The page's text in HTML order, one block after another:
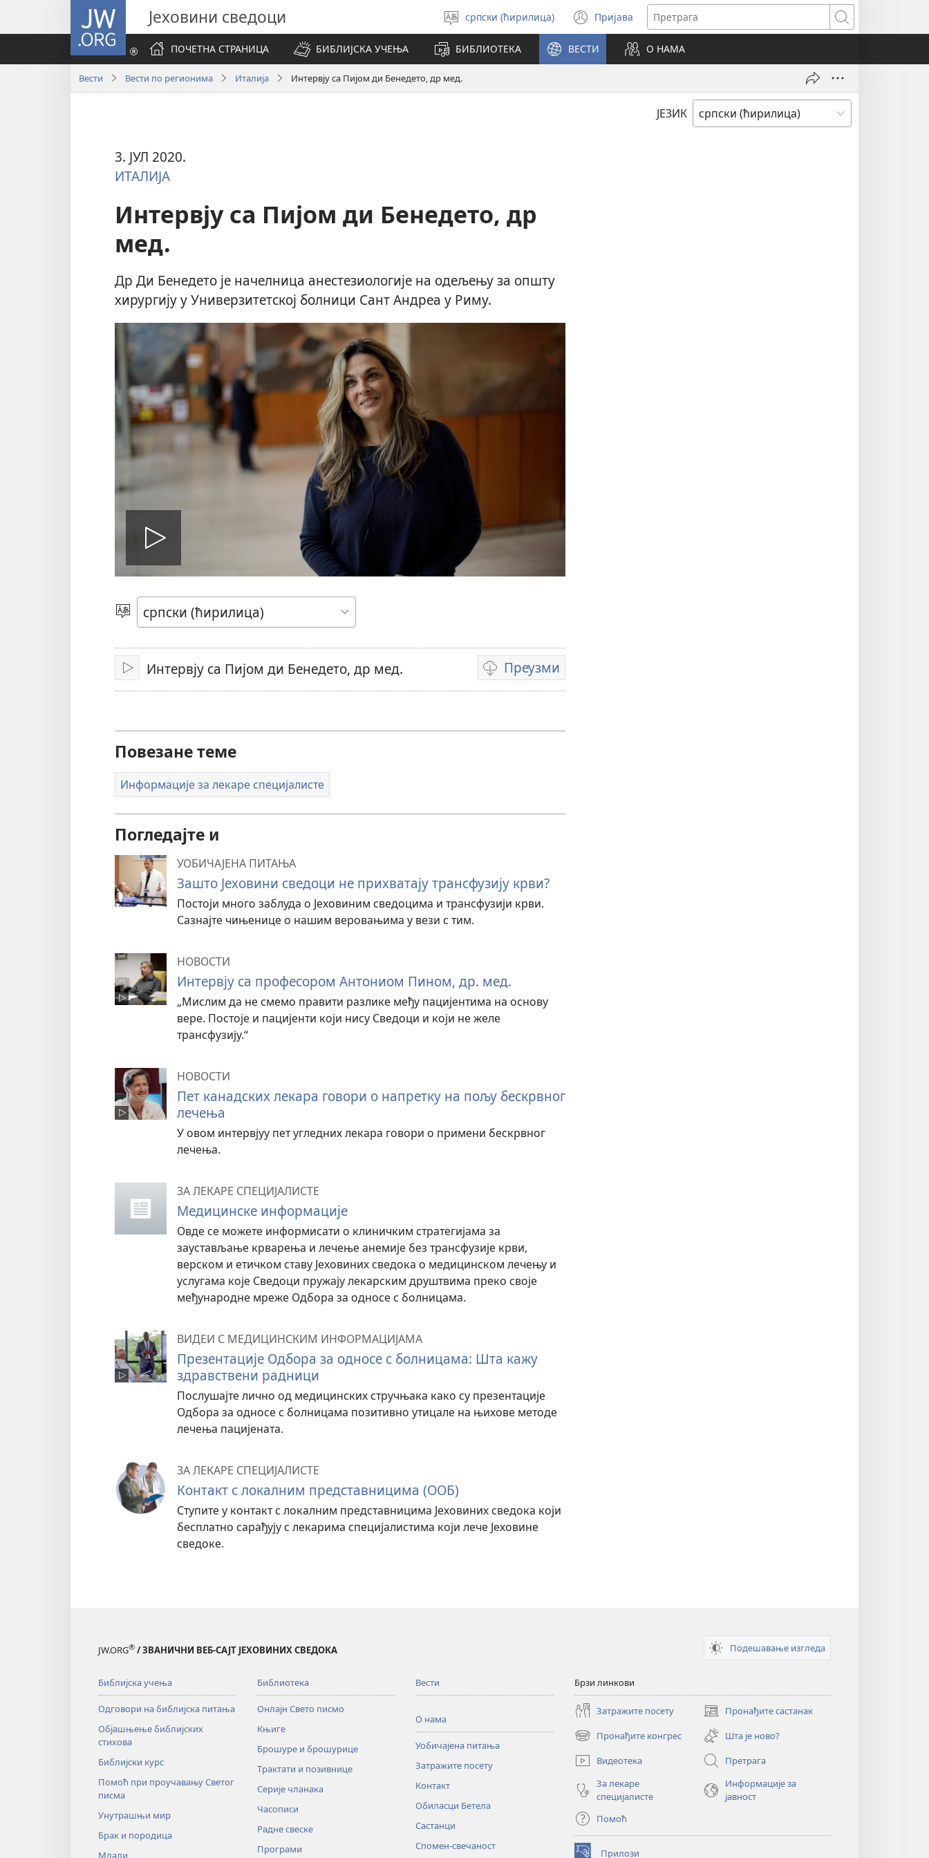
JW.ORG Јеховини сведоци
Изабери
језик
српски (ћирилица) Пријава
(отвара
нови
прозор)
Претрага
ПОЧЕТНА СТРАНИЦА
БИБЛИЈСКА УЧЕЊА БИБЛИОТЕКА ВЕСТИ О НАМА
Вести Вести по регионима Италија Интервју са Пијом ди Бенедето, др мед.
ЈЕЗИК
3. ЈУЛ 2020.
ИТАЛИЈА
Интервју са Пијом ди Бенедето, др
мед.
Др Ди Бенедето је начелница анестезиологије на одељењу за општу
хирургију у Универзитетској болници Сант Андреа у Риму.
Покрени
филм
Изаберите
језик
Покрени
Интервју са Пијом ди Бенедето, др мед. Преузми
Формати
за
видео-
Повезане теме
Информације за лекаре специјалисте
Погледајте и
УОБИЧАЈЕНА ПИТАЊА
Зашто Јеховини сведоци не прихватају трансфузију крви?
Постоји много заблуда о Јеховиним сведоцима и трансфузији крви.
Сазнајте чињенице о нашим веровањима у вези с тим.
НОВОСТИ
Интервју са професором Антониом Пином, др. мед.
„Мислим да не смемо правити разлике међу пацијентима на основу
вере. Постоје и пацијенти који нису Сведоци и који не желе
трансфузију.“
НОВОСТИ
Пет канадских лекара говори о напретку на пољу бескрвног
лечења
У овом интервјуу пет угледних лекара говори о примени бескрвног
лечења.
ЗА ЛЕКАРЕ СПЕЦИЈАЛИСТЕ
Медицинске информације
Овде се можете информисати о клиничким стратегијама за
заустављање крварења и лечење анемије без трансфузије крви,
верском и етичком ставу Јеховиних сведока о медицинском лечењу и
услугама које Сведоци пружају лекарским друштвима преко своје
међународне мреже Одбора за односе с болницама.
ВИДЕИ С МЕДИЦИНСКИМ ИНФОРМАЦИЈАМА
Презентације Одбора за односе с болницама: Шта кажу
здравствени радници
Послушајте лично од медицинских стручњака како су презентације
Одбора за односе с болницама позитивно утицале на њихове методе
лечења пацијената.
ЗА ЛЕКАРЕ СПЕЦИЈАЛИСТЕ
Контакт с локалним представницима (ООБ)
Ступите у контакт с локалним представницима Јеховиних сведока који
бесплатно сарађују с лекарима специјалистима који лече Јеховине
сведоке.
JW.ORG® / ЗВАНИЧНИ ВЕБ-САЈТ ЈЕХОВИНИХ СВЕДОКА Подешавање изгледа
Библијска учења
Одговори на библијска питања
Објашњење библијских
стихова
Библијски курс
Помоћ при проучавању Светог
писма
Унутрашњи мир
Брак и породица
Библиотека
Онлајн Свето писмо
Књиге
Брошуре и брошурице
Трактати и позивнице
Серије чланака
Часописи
Радне свеске
Програми
Вести
О нама
Уобичајена питања
Затражите посету
Контакт
Обиласци Бетела
Састанци
Спомен-свечаност
Брзи линкови
Затражите посету Пронађите састанак
(отвара
нови
прозор)
Пронађите конгрес
(отвара
нови
прозор)
Шта је ново?
Видеотека
Претрага
За лекаре
специјалисте
Информације за
јавност
Помоћ
Прилози